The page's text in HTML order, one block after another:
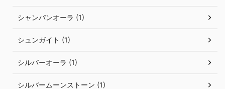
シャンパンオーラ (1)
シュンガイト (1)
シルバーオーラ (1)
シルバームーンストーン (1)